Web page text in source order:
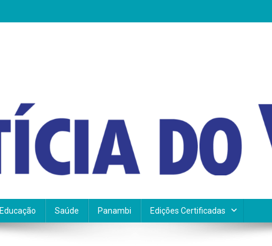
Educação Saúde Panambi Edições Certificadas